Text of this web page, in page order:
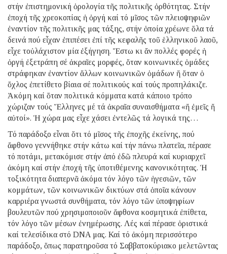
στήν ἐπιστημονική ὁρολογία τῆς πολιτικῆς ὀρθότητας. Στήν
ἐποχή τῆς χρεοκοπίας ἡ ὀργή καί τό μῖσος τῶν πλειοψηφιῶν
ἐναντίον τῆς πολιτικῆς μας τάξης, στήν ὁποία χρέωνε ὅλα τά
δεινά πού εἶχαν ἐπιπέσει ἐπί τῆς κεφαλῆς τοῦ ἑλληνικοῦ λαοῦ,
εἶχε τοὐλάχιστον μία ἐξήγηση. Ἔστω κι ἄν πολλές φορές ἡ
ὀργή ἐξετράπη σέ ἀκραῖες μορφές, ὅταν κοινωνικές ὁμάδες
στράφηκαν ἐναντίον ἄλλων κοινωνικῶν ὁμάδων ἤ ὅταν ὁ
ὄχλος ἐπετίθετο βίαια σέ πολιτικούς καί τούς προπηλάκιζε.
Ἀκόμη καί ὅταν πολιτικά κόμματα κατά κάποιο τρόπο
χώριζαν τούς Ἕλληνες μέ τά ἀκραῖα συναισθήματα «ἤ ἐμεῖς ἤ
αὐτοί». Ἡ χώρα μας εἶχε χάσει ἐντελῶς τά λογικά της…
Τό παράδοξο εἶναι ὅτι τό μῖσος τῆς ἐποχῆς ἐκείνης, πού
ἄφθονο γεννήθηκε στήν κάτω καί τήν πάνω πλατεῖα, πέρασε
τό ποτάμι, μετακόμισε στήν ἀπό ἐδῶ πλευρά καί κυριαρχεῖ
ἀκόμη καί στήν ἐποχή τῆς ὑποτιθέμενης κανονικότητας. Ἡ
τοξικότητα διαπερνᾶ ἀκόμα τόν λόγο τῶν ἡγεσιῶν, τῶν
κομμάτων, τῶν κοινωνικῶν δικτύων στά ὁποῖα κάνουν
καρριέρα γνωστά συνθήματα, τόν λόγο τῶν ὑποψηφίων
βουλευτῶν πού χρησιμοποιοῦν ἄφθονα κοσμητικά ἐπίθετα,
τόν λόγο τῶν μέσων ἐνημέρωσης. Λές καί πέρασε ὁριστικά
καί τελεσίδικα στό DNA μας. Καί τό ἀκόμη περισσότερο
παράδοξο, ὅπως παρατηροῦσα τό Σαββατοκύριακο μελετῶντας